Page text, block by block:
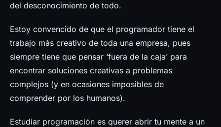
del desconocimiento de todo.
Estoy convencido de que el programador tiene el
trabajo más creativo de toda una empresa, pues
siempre tiene que pensar ‘fuera de la caja’ para
encontrar soluciones creativas a problemas
complejos (y en ocasiones imposibles de
comprender por los humanos).
Estudiar programación es querer abrir tu mente a un